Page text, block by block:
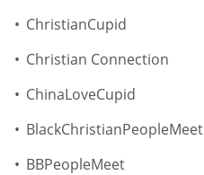
ChristianCupid
Christian Connection
ChinaLoveCupid
BlackChristianPeopleMeet
BBPeopleMeet